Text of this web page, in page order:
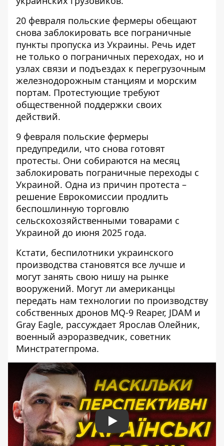
20 февраля польские фермеры обещают
снова заблокировать все пограничные
пункты пропуска из Украины. Речь идет
не только о пограничных переходах, но и
узлах связи и подъездах к перегрузочным
железнодорожным станциям и морским
портам. Протестующие требуют
общественной поддержки своих
действий.
9 февраля польские фермеры
предупредили, что снова готовят
протесты. Они собираются на месяц
заблокировать пограничные переходы с
Украиной. Одна из причин протеста –
решение Еврокомиссии продлить
беспошлинную торговлю
сельскохозяйственными товарами с
Украиной до июня 2025 года.
Кстати, беспилотники украинского
производства становятся все лучше и
могут занять свою нишу на рынке
вооружений. Могут ли американцы
передать нам технологии по производству
собственных дронов MQ-9 Reaper, JDAM и
Gray Eagle, рассуждает Ярослав Олейник,
военный аэроразведчик, советник
Минстратегпрома.
Play